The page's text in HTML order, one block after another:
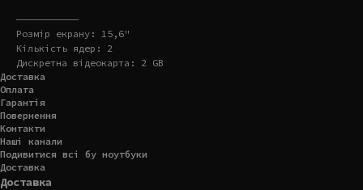
———————————
Розмір екрану: 15,6"
Кількість ядер: 2
Дискретна відеокарта: 2 GB
Доставка
Оплата
Гарантія
Повернення
Контакти
Наші канали
Подивитися всі бу ноутбуки
Доставка
Доставка